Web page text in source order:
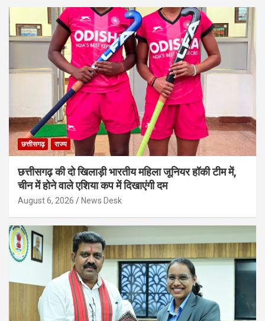
छत्तीसगढ़ राज्य
छत्तीसगढ़ की दो खिलाड़ी भारतीय महिला जूनियर हॉकी टीम में,
चीन में होने वाले एशिया कप में दिखाएंगी दम
August 6, 2026 News Desk